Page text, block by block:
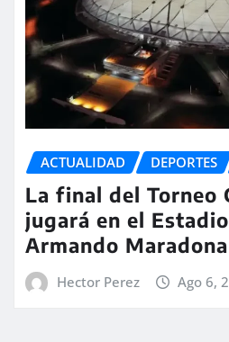
ACTUALIDAD DEPORTES
La final del Torneo
jugará en el
Armando
Hector Perez Ago 6,